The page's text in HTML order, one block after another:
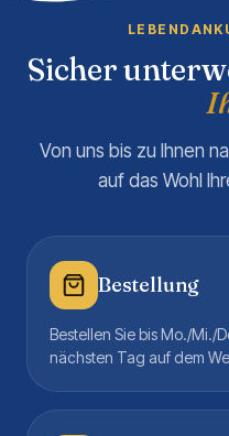
Sicher
Von uns bis zu Ihnen
auf das Wohl
Bestellung
Bestellen Sie bis Mo./Mi./
nächsten Tag auf dem